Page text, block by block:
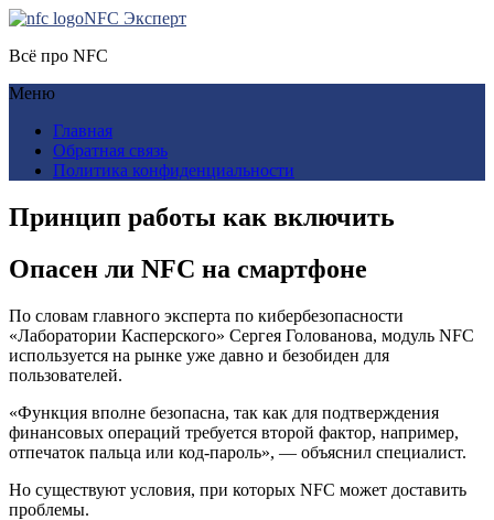
NFC Эксперт
Всё про NFC
Меню
Главная
Обратная связь
Политика конфиденциальности
Принцип работы как включить
Опасен ли NFC на смартфоне
По словам главного эксперта по кибербезопасности
«Лаборатории Касперского» Сергея Голованова, модуль NFC
используется на рынке уже давно и безобиден для
пользователей.
«Функция вполне безопасна, так как для подтверждения
финансовых операций требуется второй фактор, например,
отпечаток пальца или код-пароль», — объяснил специалист.
Но существуют условия, при которых NFC может доставить
проблемы.